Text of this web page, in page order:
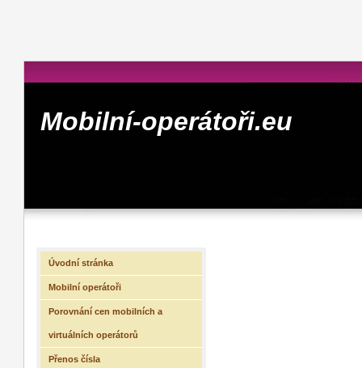
Mobilní-operátoři.eu
Úvodní stránka
Mobilní operátoři
Porovnání cen mobilních a
virtuálních operátorů
Přenos čísla